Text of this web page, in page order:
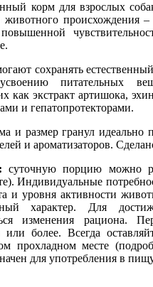
корм для взрослых
животного происхождения
сохранять
питательных
как экстракт артишока,
и гепатопротекторами.
и размер гранул идеально
и ароматизаторов.
суточную порцию можно
Индивидуальные
и уровня активности
характер. Для
изменения рациона.
более. Всегда
прохладном месте
для употребления в